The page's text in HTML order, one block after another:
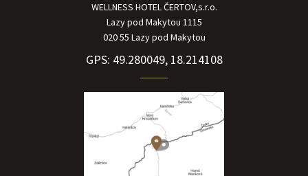
WELLNESS HOTEL ČERTOV,s.r.o.
Lazy pod Makytou 1115
020 55 Lazy pod Makytou
GPS: 49.280049, 18.214108